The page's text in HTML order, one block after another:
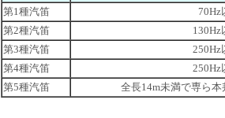
第1種汽笛
70Hz
第2種汽笛
130Hz
第3種汽笛
250Hz
第4種汽笛
250Hz
第5種汽笛
全長14m未満で専ら